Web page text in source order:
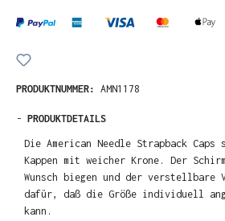
PRODUKTNUMMER: AMN1178
- PRODUKTDETAILS
Die American Needle Strapback
Kappen mit weicher Krone. Der
Wunsch biegen und der verstellbare
dafür, daß die Größe individuell
kann.